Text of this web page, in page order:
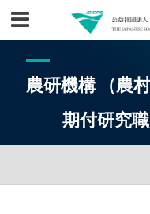
農研機構 （農
期付研究